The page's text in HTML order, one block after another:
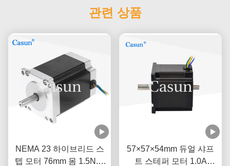
관련 상품
NEMA 23 하이브리드 스
텝 모터 76mm 몸 1.5N.M
57×57×54mm 듀얼 샤프
트 스테퍼 모터 1.0A